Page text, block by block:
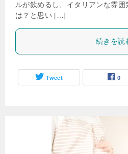
ルが飲めるし、イタリアンな雰
は？と思い […]
続きを読
Tweet 0